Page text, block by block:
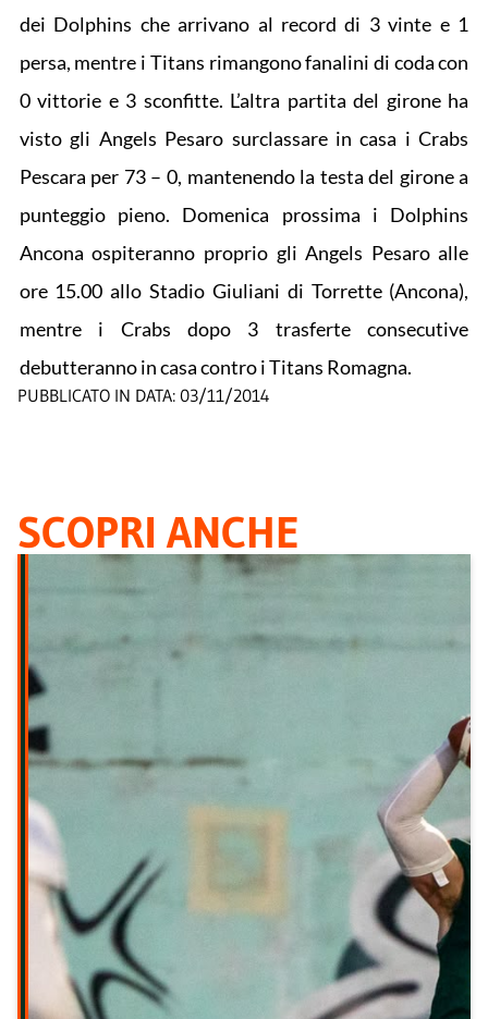
dei Dolphins che arrivano al record di 3 vinte e 1
persa, mentre i Titans rimangono fanalini di coda con
0 vittorie e 3 sconfitte. L’altra partita del girone ha
visto gli Angels Pesaro surclassare in casa i Crabs
Pescara per 73 – 0, mantenendo la testa del girone a
punteggio pieno. Domenica prossima i Dolphins
Ancona ospiteranno proprio gli Angels Pesaro alle
ore 15.00 allo Stadio Giuliani di Torrette (Ancona),
mentre i Crabs dopo 3 trasferte consecutive
debutteranno in casa contro i Titans Romagna.
PUBBLICATO IN DATA: 03/11/2014
SCOPRI ANCHE